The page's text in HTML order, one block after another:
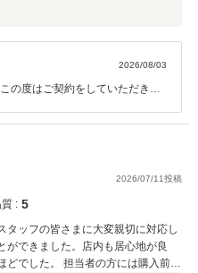
2026/08/03
。 今後とも素敵なメルセデスラ
心誠意サポートをさせていただ
うございます！ メルセデス・ベ
ンター 野川
2026/07/11投稿
: 5
タッフの皆さまに大変親切に対応し
ができました。店内も居心地が良
どでした。 担当者の方には購入前か